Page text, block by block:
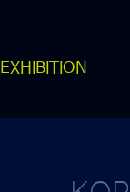
EXHIBITION